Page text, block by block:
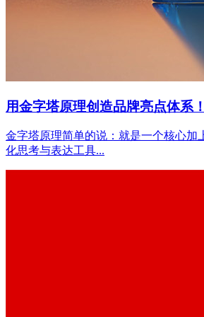
用金字塔原理创造品牌亮点体系！
金字塔原理简单的说：就是一个核心加
化思考与表达工具...